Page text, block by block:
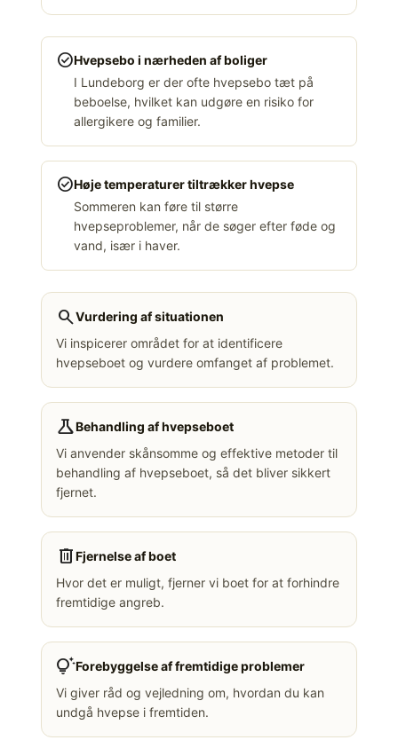
check_circleHvepsebo i nærheden af boliger
I Lundeborg er der ofte hvepsebo tæt på
beboelse, hvilket kan udgøre en risiko for
allergikere og familier.
check_circleHøje temperaturer tiltrækker hvepse
Sommeren kan føre til større
hvepseproblemer, når de søger efter føde og
vand, især i haver.
searchVurdering af situationen
Vi inspicerer området for at identificere
hvepseboet og vurdere omfanget af problemet.
scienceBehandling af hvepseboet
Vi anvender skånsomme og effektive metoder til
behandling af hvepseboet, så det bliver sikkert
fjernet.
deleteFjernelse af boet
Hvor det er muligt, fjerner vi boet for at forhindre
fremtidige angreb.
tips_and_updatesForebyggelse af fremtidige problemer
Vi giver råd og vejledning om, hvordan du kan
undgå hvepse i fremtiden.